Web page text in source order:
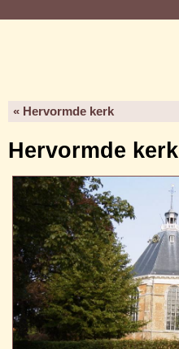
« Hervormde kerk
Hervormde kerk